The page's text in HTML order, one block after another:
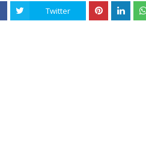
Twitter